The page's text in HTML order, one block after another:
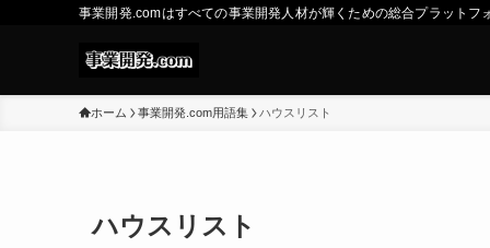
事業開発.comはすべての事業開発人材が輝くための総合プラットフ
ホーム 事業開発.com用語集 ハウスリスト
ハウスリスト